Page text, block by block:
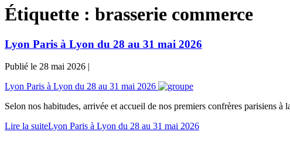
Étiquette : brasserie commerce
Lyon Paris à Lyon du 28 au 31 mai 2026
Publié le 28 mai 2026 |
Lyon Paris à Lyon du 28 au 31 mai 2026
Selon nos habitudes, arrivée et accueil de nos premiers confrères parisiens
Lire la suiteLyon Paris à Lyon du 28 au 31 mai 2026